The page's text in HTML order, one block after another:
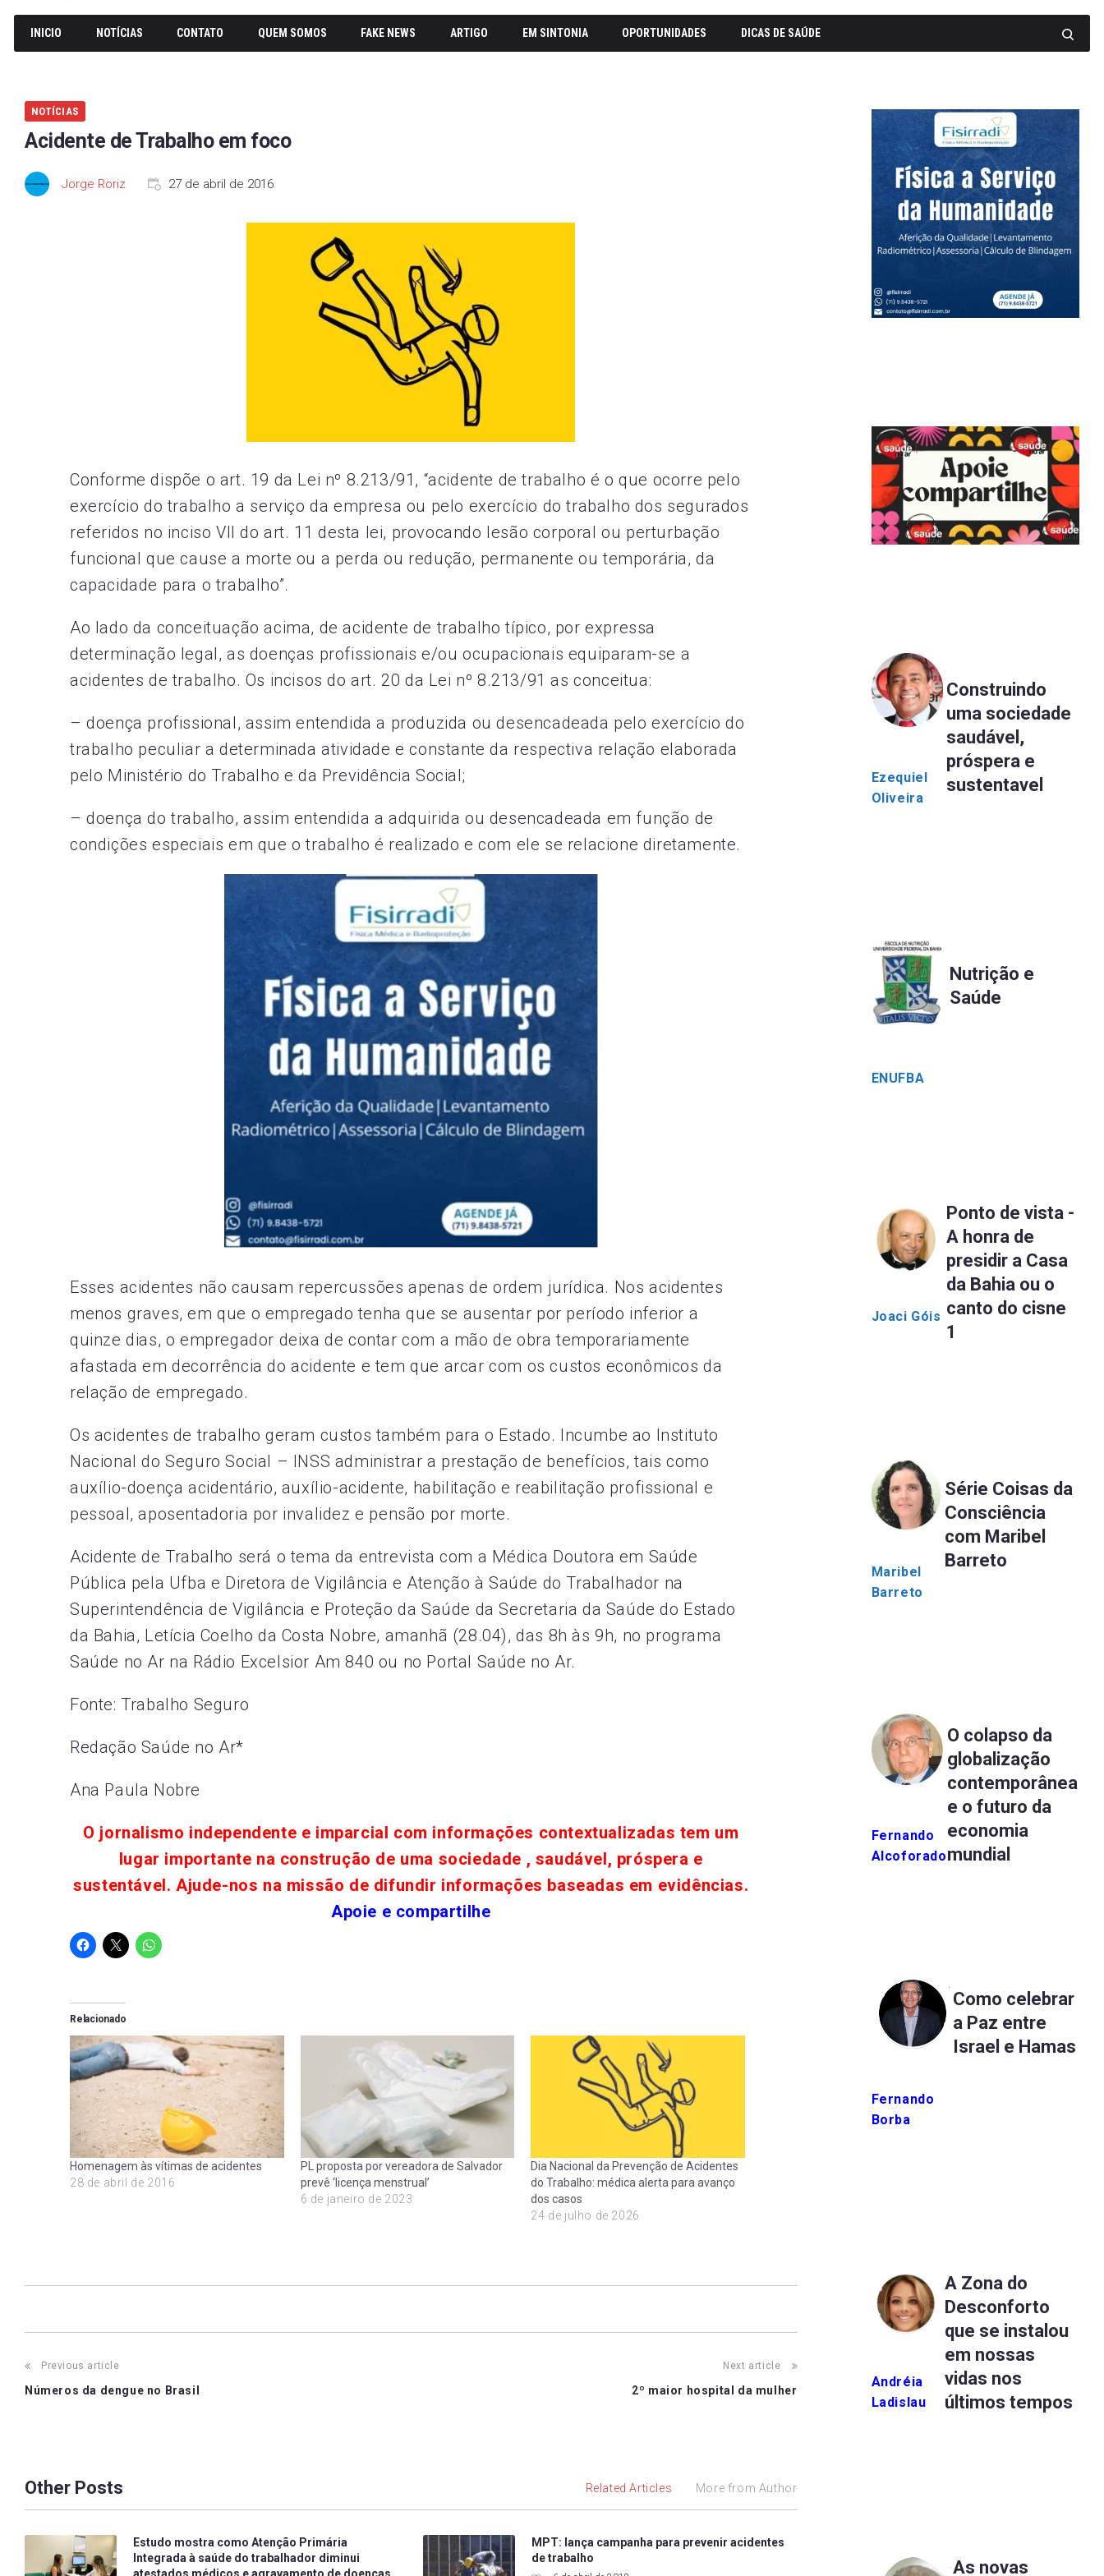
INICIO NOTÍCIAS CONTATO QUEM SOMOS FAKE NEWS ARTIGO EM SINTONIA OPORTUNIDADES DICAS DE SAÚDE
NOTÍCIAS
Acidente de Trabalho em foco
Jorge Roriz 27 de abril de 2016
Conforme dispõe o art. 19 da Lei nº 8.213/91, “acidente de trabalho é o que ocorre pelo
exercício do trabalho a serviço da empresa ou pelo exercício do trabalho dos segurados
referidos no inciso VII do art. 11 desta lei, provocando lesão corporal ou perturbação
funcional que cause a morte ou a perda ou redução, permanente ou temporária, da
capacidade para o trabalho”.
Ao lado da conceituação acima, de acidente de trabalho típico, por expressa
determinação legal, as doenças profissionais e/ou ocupacionais equiparam-se a
acidentes de trabalho. Os incisos do art. 20 da Lei nº 8.213/91 as conceitua:
– doença profissional, assim entendida a produzida ou desencadeada pelo exercício do
trabalho peculiar a determinada atividade e constante da respectiva relação elaborada
pelo Ministério do Trabalho e da Previdência Social;
– doença do trabalho, assim entendida a adquirida ou desencadeada em função de
condições especiais em que o trabalho é realizado e com ele se relacione diretamente.
Esses acidentes não causam repercussões apenas de ordem jurídica. Nos acidentes
menos graves, em que o empregado tenha que se ausentar por período inferior a
quinze dias, o empregador deixa de contar com a mão de obra temporariamente
afastada em decorrência do acidente e tem que arcar com os custos econômicos da
relação de empregado.
Os acidentes de trabalho geram custos também para o Estado. Incumbe ao Instituto
Nacional do Seguro Social – INSS administrar a prestação de benefícios, tais como
auxílio-doença acidentário, auxílio-acidente, habilitação e reabilitação profissional e
pessoal, aposentadoria por invalidez e pensão por morte.
Acidente de Trabalho será o tema da entrevista com a Médica Doutora em Saúde
Pública pela Ufba e Diretora de Vigilância e Atenção à Saúde do Trabalhador na
Superintendência de Vigilância e Proteção da Saúde da Secretaria da Saúde do Estado
da Bahia, Letícia Coelho da Costa Nobre, amanhã (28.04), das 8h às 9h, no programa
Saúde no Ar na Rádio Excelsior Am 840 ou no Portal Saúde no Ar.
Fonte: Trabalho Seguro
Redação Saúde no Ar*
Ana Paula Nobre
O jornalismo independente e imparcial com informações contextualizadas tem um
lugar importante na construção de uma sociedade , saudável, próspera e
sustentável. Ajude-nos na missão de difundir informações baseadas em evidências.
Apoie e compartilhe
Relacionado
Homenagem às vítimas de acidentes
28 de abril de 2016
PL proposta por vereadora de Salvador
prevê ‘licença menstrual’
6 de janeiro de 2023
Dia Nacional da Prevenção de Acidentes
do Trabalho: médica alerta para avanço
dos casos
24 de julho de 2026
Post
navigation
Previous article
Números da dengue no Brasil
Next article
2º maior hospital da mulher
Other Posts Related Articles More from Author
Estudo mostra como Atenção Primária
Integrada à saúde do trabalhador diminui
MPT: lança campanha para prevenir acidentes
de trabalho
Ezequiel
Oliveira
Construindo
uma sociedade
saudável,
próspera e
sustentavel
ENUFBA
Nutrição e
Saúde
Joaci Góis
Ponto de vista -
A honra de
presidir a Casa
da Bahia ou o
canto do cisne
1
Maribel
Barreto
Série Coisas da
Consciência
com Maribel
Barreto
Fernando
Alcoforado
O colapso da
globalização
contemporânea
e o futuro da
economia
mundial
Fernando
Borba
Como celebrar
a Paz entre
Israel e Hamas
Andréia
Ladislau
A Zona do
Desconforto
que se instalou
em nossas
vidas nos
últimos tempos
As novas